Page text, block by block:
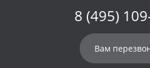
8 (495)
Вам